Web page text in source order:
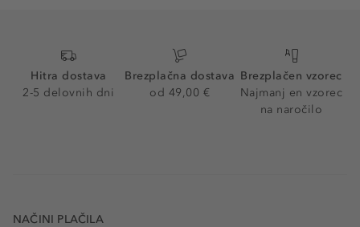
Hitra dostava
2-5 delovnih dni
Brezplačna dostava
od 49,00 €
Brezplačen vzorec
Najmanj en vzorec
na naročilo
NAČINI PLAČILA